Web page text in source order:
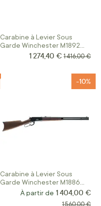
Carabine à Levier Sous
Garde Winchester M1892
Large Loop Calibre 357
Prix Spécial
1 274,40 € Prix normal
1 416,00 €
Carabine à Levier Sous
Garde Winchester M1886
Short Rifle Calibre 45-70
-10%
À partir de 1 404,00 €
Prix normal
1 560,00 €